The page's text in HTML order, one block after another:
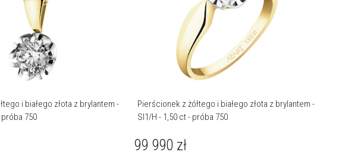
i białego złota z brylantem -
próba 750
Pierścionek z żółtego i białego złota z brylantem -
SI1/H - 1,50 ct - próba 750
99 990 zł